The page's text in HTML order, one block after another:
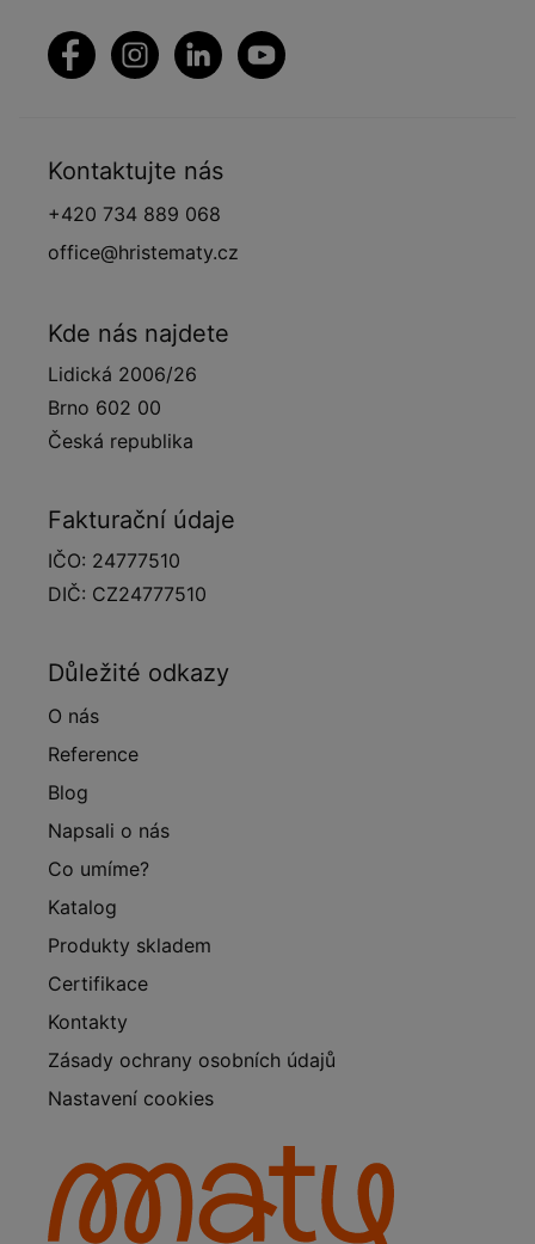
Kontaktujte nás
+420 734 889 068
office@hristematy.cz
Kde nás najdete
Lidická 2006/26
Brno 602 00
Česká republika
Fakturační údaje
IČO: 24777510
DIČ: CZ24777510
Důležité odkazy
O nás
Reference
Blog
Napsali o nás
Co umíme?
Katalog
Produkty skladem
Certifikace
Kontakty
Zásady ochrany osobních údajů
Nastavení cookies